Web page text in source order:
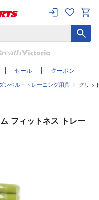
セール クーポン
ンベル・トレーニング用具 グリッ
フィットネス トレー